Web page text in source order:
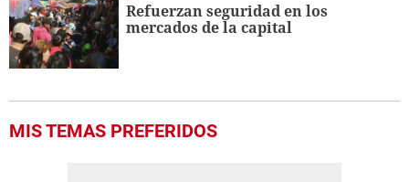
Refuerzan seguridad en los
mercados de la capital
MIS TEMAS PREFERIDOS